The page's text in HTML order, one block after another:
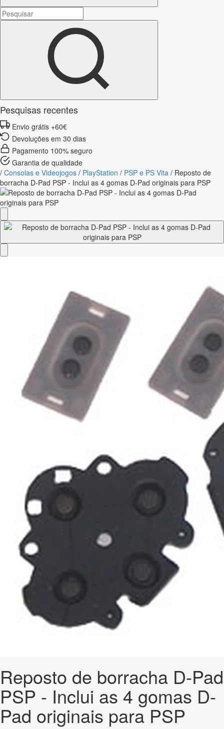
Pesquisas recentes
Envio grátis +60€
Devoluções em 30 dias
Pagamento 100% seguro
Garantia de qualidade
/ Consolas e Videojogos / PlayStation / PSP e PS Vita / Reposto de
borracha D-Pad PSP - Inclui as 4 gomas D-Pad originais para PSP
Reposto de borracha D-Pad
PSP - Inclui as 4 gomas D-
Pad originais para PSP